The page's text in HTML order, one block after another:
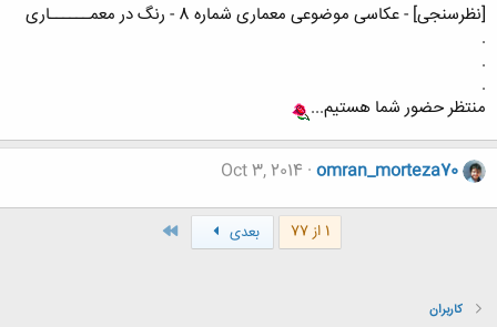
[نظرسنجی] - عکاسی موضوعی معماری شماره 8 - رنگ در معمــــــاری
.
.
.
منتظر حضور شما هستیم...
omran_morteza70
Oct 3, 2014
1 از 77 بعدی
کاربران